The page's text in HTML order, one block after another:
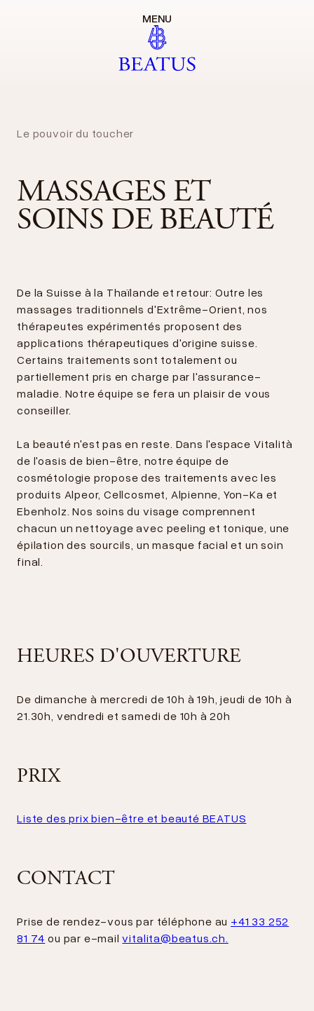
MENU
Le pouvoir du toucher
MASSAGES ET
SOINS DE BEAUTÉ
De la Suisse à la Thaïlande et retour: Outre les
massages traditionnels d'Extrême-Orient, nos
thérapeutes expérimentés proposent des
applications thérapeutiques d'origine suisse.
Certains traitements sont totalement ou
partiellement pris en charge par l'assurance-
maladie. Notre équipe se fera un plaisir de vous
conseiller.
La beauté n'est pas en reste. Dans l'espace Vitalità
de l'oasis de bien-être, notre équipe de
cosmétologie propose des traitements avec les
produits Alpeor, Cellcosmet, Alpienne, Yon-Ka et
Ebenholz. Nos soins du visage comprennent
chacun un nettoyage avec peeling et tonique, une
épilation des sourcils, un masque facial et un soin
final.
HEURES D'OUVERTURE
De dimanche à mercredi de 10h à 19h, jeudi de 10h à
21.30h, vendredi et samedi de 10h à 20h
PRIX
Liste des prix bien-être et beauté BEATUS
CONTACT
Prise de rendez-vous par téléphone au +41 33 252
81 74 ou par e-mailvitalita@beatus.ch.